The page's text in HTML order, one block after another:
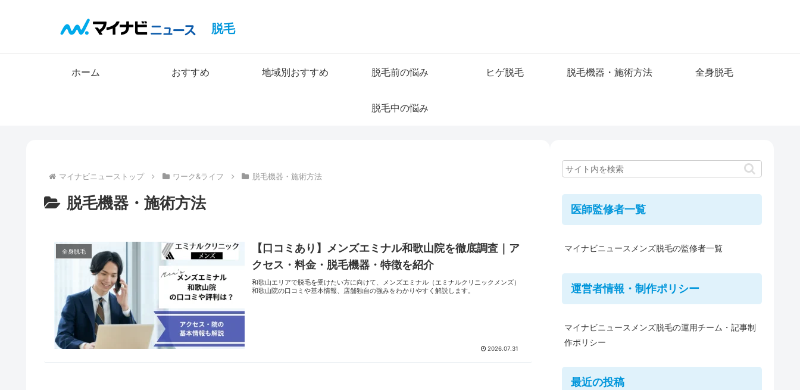
脱毛
ホーム おすすめ 地域別おすすめ 脱毛前の悩み ヒゲ脱毛 脱毛機器・施術方法 全身脱毛
脱毛中の悩み
マイナビニューストップ ワーク&ライフ 脱毛機器・施術方法
脱毛機器・施術方法
全身脱毛
【口コミあり】メンズエミナル和歌山院を徹底調査｜ア
クセス・料金・脱毛機器・特徴を紹介
和歌山エリアで脱毛を受けたい方に向けて、メンズエミナル（エミナルクリニックメンズ）
和歌山院の口コミや基本情報、店舗独自の強みをわかりやすく解説します。
2026.07.31
医師監修者一覧
マイナビニュースメンズ脱毛の監修者一覧
運営者情報・制作ポリシー
マイナビニュースメンズ脱毛の運用チーム・記事制
作ポリシー
最近の投稿